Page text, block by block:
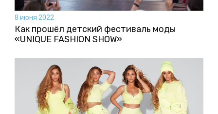
8 июня 2022
Как прошёл детский фестиваль моды
«UNIQUE FASHION SHOW»